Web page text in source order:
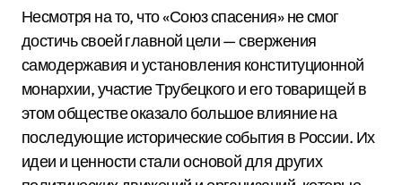
Несмотря на то, что «Союз спасения» не смог
достичь своей главной цели — свержения
самодержавия и установления конституционной
монархии, участие Трубецкого и его товарищей в
этом обществе оказало большое влияние на
последующие исторические события в России. Их
идеи и ценности стали основой для других